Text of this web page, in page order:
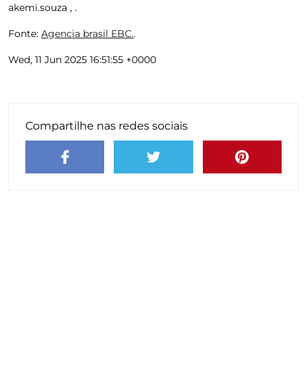
akemi.souza , .
Fonte: Agencia brasil EBC..
Wed, 11 Jun 2025 16:51:55 +0000
Compartilhe nas redes sociais